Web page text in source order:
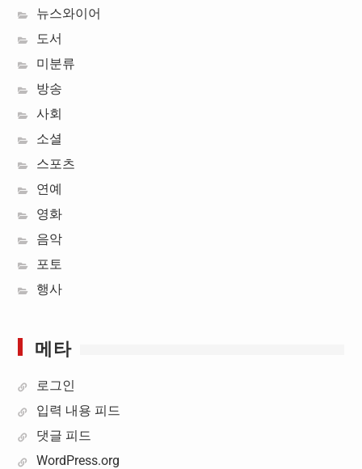
뉴스와이어
도서
미분류
방송
사회
소셜
스포츠
연예
영화
음악
포토
행사
메타
로그인
입력 내용 피드
댓글 피드
WordPress.org